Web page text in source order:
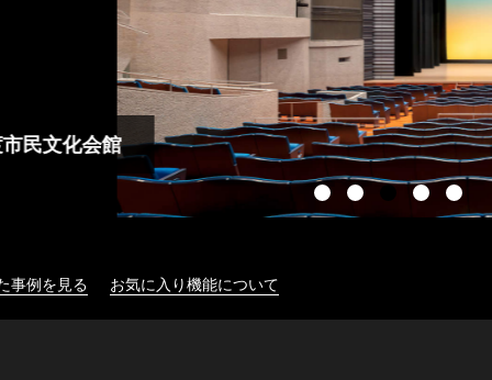
事例を見る お気に入り機能について